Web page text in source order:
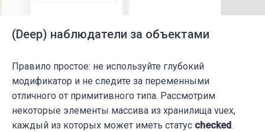
(Deep) наблюдатели за объектами
Правило простое: не используйте глубокий
модификатор и не следите за переменными
отличного от примитивного типа. Рассмотрим
некоторые элементы массива из хранилища vuex,
каждый из которых может иметь статус checked.